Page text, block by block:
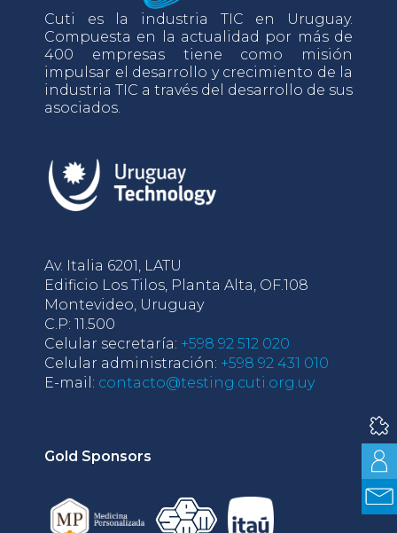
Cuti es la industria TIC en Uruguay.
Compuesta en la actualidad por más de
400 empresas tiene como misión
impulsar el desarrollo y crecimiento de la
industria TIC a través del desarrollo de sus
asociados.
Av. Italia 6201, LATU
Edificio Los Tilos, Planta Alta, OF.108
Montevideo, Uruguay
C.P: 11.500
Celular secretaría: +598 92 512 020
Celular administración: +598 92 431 010
E-mail: contacto@testing.cuti.org.uy
Gold Sponsors